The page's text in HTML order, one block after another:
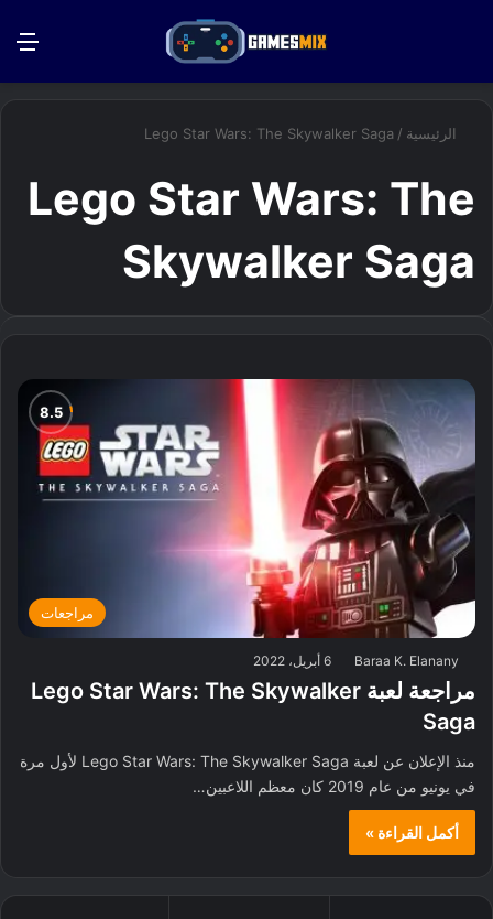
الرئيسية /
Lego Star Wars: The Skywalker Saga
Lego Star Wars: The
Skywalker Saga
مراجعات
Baraa K. Elanany 6 أبريل، 2022
مراجعة لعبة Lego Star Wars: The Skywalker
Saga
منذ الإعلان عن لعبة Lego Star Wars: The Skywalker Saga لأول مرة
في يونيو من عام 2019 كان معظم اللاعبين…
أكمل القراءة »